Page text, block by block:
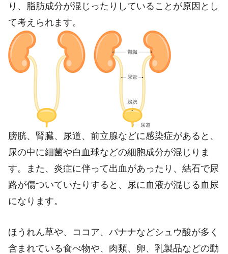
り、脂肪成分が混じったりしていることが原因とし
て考えられます。
膀胱、腎臓、尿道、前立腺などに感染症があると、
尿の中に細菌や白血球などの細胞成分が混じりま
す。また、炎症に伴って出血があったり、結石で尿
路が傷ついていたりすると、尿に血液が混じる血尿
になります。
ほうれん草や、ココア、バナナなどシュウ酸が多く
含まれている食べ物や、肉類、卵、乳製品などの動